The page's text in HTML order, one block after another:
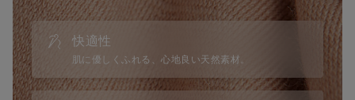
快適性
肌に優しくふれる、心地良い天然素材。